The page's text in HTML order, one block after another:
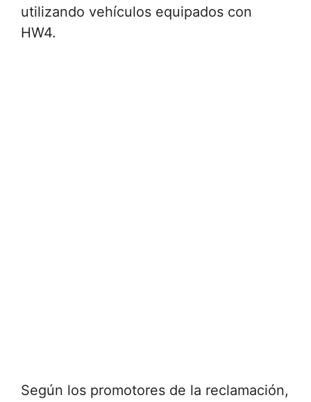
utilizando vehículos equipados con
HW4.
Según los promotores de la reclamación,